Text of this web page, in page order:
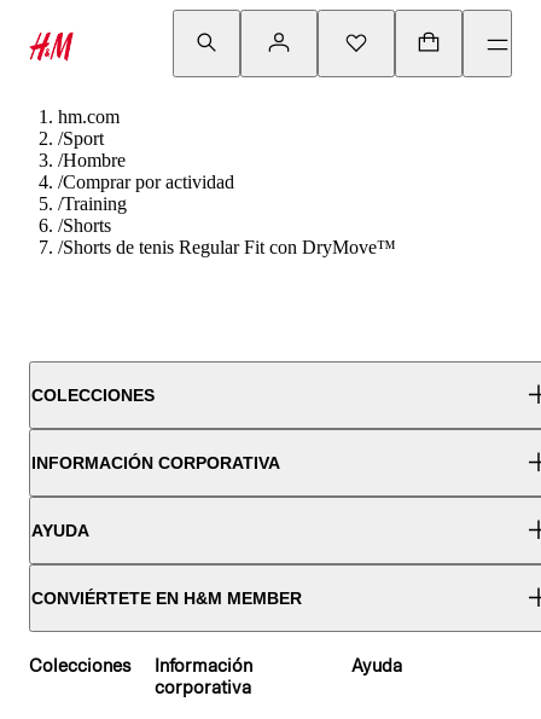
hm.com
/Sport
/Hombre
/Comprar por actividad
/Training
/Shorts
/Shorts de tenis Regular Fit con DryMove™
COLECCIONES
INFORMACIÓN CORPORATIVA
AYUDA
CONVIÉRTETE EN H&M MEMBER
Colecciones
Información
corporativa
Ayuda